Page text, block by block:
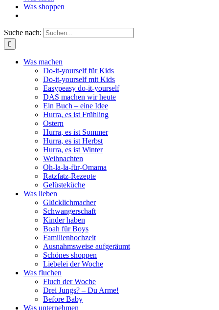
Was shoppen
Suche nach:
Was machen
Do-it-yourself für Kids
Do-it-yourself mit Kids
Easypeasy do-it-yourself
DAS machen wir heute
Ein Buch – eine Idee
Hurra, es ist Frühling
Ostern
Hurra, es ist Sommer
Hurra, es ist Herbst
Hurra, es ist Winter
Weihnachten
Oh-la-la-für-Omama
Ratzfatz-Rezepte
Gelüsteküche
Was lieben
Glücklichmacher
Schwangerschaft
Kinder haben
Boah für Boys
Familienhochzeit
Ausnahmsweise aufgeräumt
Schönes shoppen
Liebelei der Woche
Was fluchen
Fluch der Woche
Drei Jungs? – Du Arme!
Before Baby
Was unternehmen